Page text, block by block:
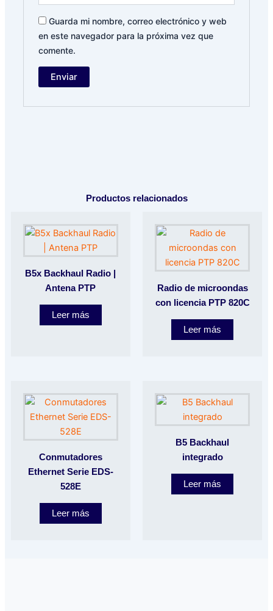
Guarda mi nombre, correo electrónico y web
en este navegador para la próxima vez que
comente.
Productos relacionados
B5x Backhaul Radio |
Antena PTP
Leer más
Radio de microondas
con licencia PTP 820C
Leer más
Conmutadores
Ethernet Serie EDS-
528E
Leer más
B5 Backhaul
integrado
Leer más